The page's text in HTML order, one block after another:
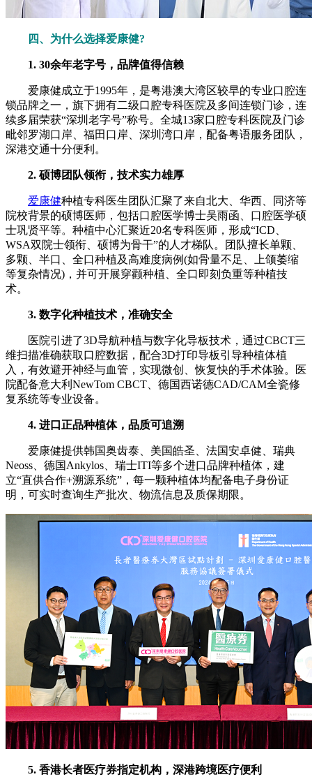
四、为什么选择爱康健?
1. 30余年老字号，品牌值得信赖
爱康健成立于1995年，是粤港澳大湾区较早的专业口腔连
锁品牌之一，旗下拥有二级口腔专科医院及多间连锁门诊，连
续多届荣获“深圳老字号”称号。全城13家口腔专科医院及门诊
毗邻罗湖口岸、福田口岸、深圳湾口岸，配备粤语服务团队，
深港交通十分便利。
2. 硕博团队领衔，技术实力雄厚
爱康健种植专科医生团队汇聚了来自北大、华西、同济等
院校背景的硕博医师，包括口腔医学博士吴雨函、口腔医学硕
士巩贤平等。种植中心汇聚近20名专科医师，形成“ICD、
WSA双院士领衔、硕博为骨干”的人才梯队。团队擅长单颗、
多颗、半口、全口种植及高难度病例(如骨量不足、上颌萎缩
等复杂情况)，并可开展穿颧种植、全口即刻负重等种植技
术。
3. 数字化种植技术，准确安全
医院引进了3D导航种植与数字化导板技术，通过CBCT三
维扫描准确获取口腔数据，配合3D打印导板引导种植体植
入，有效避开神经与血管，实现微创、恢复快的手术体验。医
院配备意大利NewTom CBCT、德国西诺德CAD/CAM全瓷修
复系统等专业设备。
4. 进口正品种植体，品质可追溯
爱康健提供韩国奥齿泰、美国皓圣、法国安卓健、瑞典
Neoss、德国Ankylos、瑞士ITI等多个进口品牌种植体，建
立“直供合作+溯源系统”，每一颗种植体均配备电子身份证
明，可实时查询生产批次、物流信息及质保期限。
5. 香港长者医疗券指定机构，深港跨境医疗便利